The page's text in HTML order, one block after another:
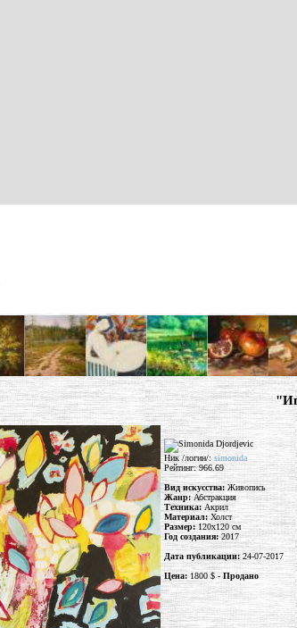
Ник /логин/:simonida
Рейтинг: 966.69
Вид искусства: Живопись
Жанр: Абстракция
Техника:Акрил
Материал:Холст
Размер: 120x120 см
Год создания:2017
Дата публикации: 24-07-2017
Цена:1800 $ - Продано